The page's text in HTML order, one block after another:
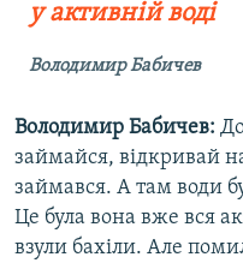
у активній воді
Володимир Бабичев
Володимир Бабичев:
займайся, відкривай
займався. А там води
Це була вона вже вся
взули бахіли. Але